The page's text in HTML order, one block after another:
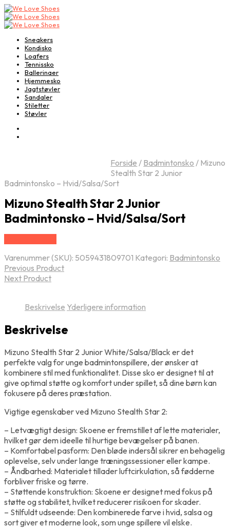
Sneakers
Kondisko
Loafers
Tennissko
Ballerinaer
Hjemmesko
Jagtstøvler
Sandaler
Stiletter
Støvler
Forside / Badmintonsko / Mizuno
Stealth Star 2 Junior
Badmintonsko – Hvid/Salsa/Sort
Mizuno Stealth Star 2 Junior
Badmintonsko – Hvid/Salsa/Sort
Varenummer (SKU): 5059431809701 Kategori: Badmintonsko
Previous Product
Next Product
Beskrivelse Yderligere information
Beskrivelse
Mizuno Stealth Star 2 Junior White/Salsa/Black er det
perfekte valg for unge badmintonspillere, der ønsker at
kombinere stil med funktionalitet. Disse sko er designet til at
give optimal støtte og komfort under spillet, så dine børn kan
fokusere på deres præstation.
Vigtige egenskaber ved Mizuno Stealth Star 2:
– Letvægtigt design: Skoene er fremstillet af lette materialer,
hvilket gør dem ideelle til hurtige bevægelser på banen.
– Komfortabel pasform: Den bløde indersål sikrer en behagelig
oplevelse, selv under lange træningssessioner eller kampe.
– Åndbarhed: Materialet tillader luftcirkulation, så fødderne
forbliver friske og tørre.
– Støttende konstruktion: Skoene er designet med fokus på
støtte og stabilitet, hvilket reducerer risikoen for skader.
– Stilfuldt udseende: Den kombinerede farve i hvid, salsa og
sort giver et moderne look, som unge spillere vil elske.